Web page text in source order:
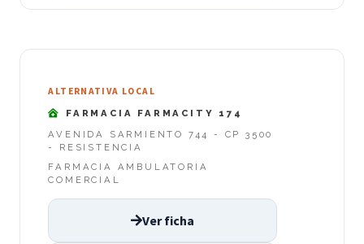
ALTERNATIVA LOCAL
FARMACIA FARMACITY 174
AVENIDA SARMIENTO 744 - CP 3500
- RESISTENCIA
FARMACIA AMBULATORIA
COMERCIAL
Ver ficha